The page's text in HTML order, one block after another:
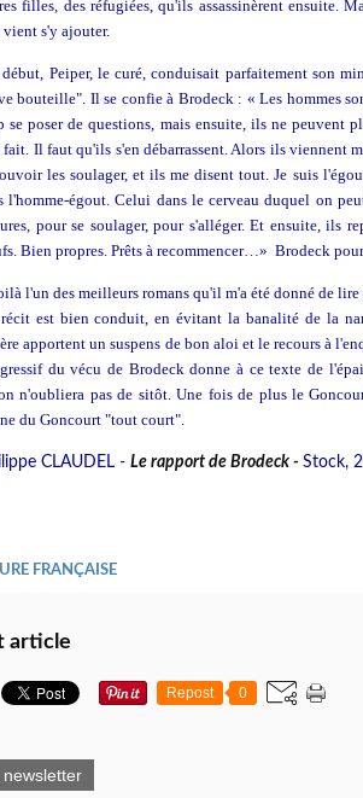
filles, des réfugiées, qu'ils assassinèrent ensuite.
s'y ajouter.
Peiper, le curé, conduisait parfaitement son
bouteille". Il se confie à Brodeck : « Les hommes
se poser de questions, mais ensuite, ils ne peuvent
Il faut qu'ils s'en débarrassent. Alors ils viennent
les soulager, et ils me disent tout. Je suis
l'homme-égout. Celui dans le cerveau duquel on
pour se soulager, pour s'alléger. Et ensuite, ils
Bien propres. Prêts à recommencer…» Brodeck
l'un des meilleurs romans qu'il m'a été donné de
est bien conduit, en évitant la banalité de la
apportent un suspens de bon aloi et le recours à
du vécu de Brodeck donne à ce texte de
n'oubliera pas de sitôt. Une fois de plus le
du Goncourt "tout court".
CLAUDEL - Le rapport de Brodeck - Stock,
FRANÇAISE
article
Repost 0